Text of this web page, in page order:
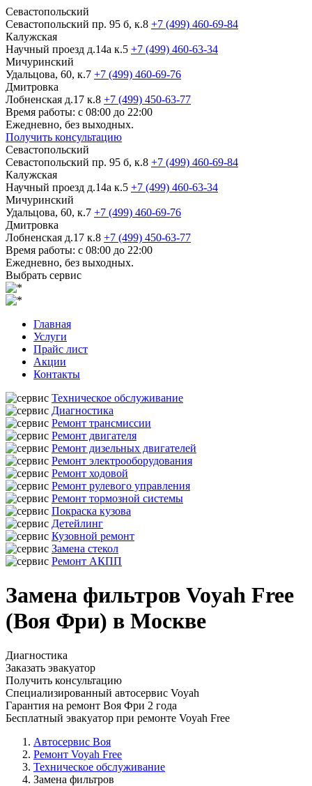
Севастопольский
Севастопольский пр. 95 б, к.8 +7 (499) 460-69-84
Калужская
Научный проезд д.14а к.5 +7 (499) 460-63-34
Мичуринский
Удальцова, 60, к.7 +7 (499) 460-69-76
Дмитровка
Лобненская д.17 к.8 +7 (499) 450-63-77
Время работы: с 08:00 до 22:00
Ежедневно, без выходных.
Получить консультацию
Севастопольский
Севастопольский пр. 95 б, к.8 +7 (499) 460-69-84
Калужская
Научный проезд д.14а к.5 +7 (499) 460-63-34
Мичуринский
Удальцова, 60, к.7 +7 (499) 460-69-76
Дмитровка
Лобненская д.17 к.8 +7 (499) 450-63-77
Время работы: с 08:00 до 22:00
Ежедневно, без выходных.
Выбрать сервис
Главная
Услуги
Прайс лист
Акции
Контакты
Техническое обслуживание
Диагностика
Ремонт трансмиссии
Ремонт двигателя
Ремонт дизельных двигателей
Ремонт электрооборудования
Ремонт ходовой
Ремонт рулевого управления
Ремонт тормозной системы
Покраска кузова
Детейлинг
Кузовной ремонт
Замена стекол
Ремонт АКПП
Замена фильтров Voyah Free
(Воя Фри) в Москве
Диагностика
Заказать эвакуатор
Получить консультацию
Специализированный автосервис Voyah
Гарантия на ремонт Воя Фри 2 года
Бесплатный эвакуатор при ремонте Voyah Free
Автосервис Воя
Ремонт Voyah Free
Техническое обслуживание
Замена фильтров